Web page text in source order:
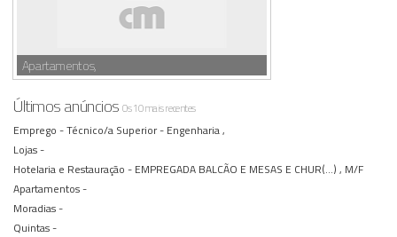
Apartamentos,
Últimos anúnciosOs 10 mais recentes
Emprego -Técnico/a Superior - Engenharia ,
Lojas -
Hotelaria e Restauração - EMPREGADA BALCÃO E MESAS E CHUR(...) , M/F
Apartamentos -
Moradias -
Quintas -